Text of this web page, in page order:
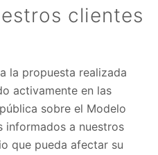
clientes
la propuesta realizada
activamente en las
sobre el Modelo
informados a nuestros
que pueda afectar su